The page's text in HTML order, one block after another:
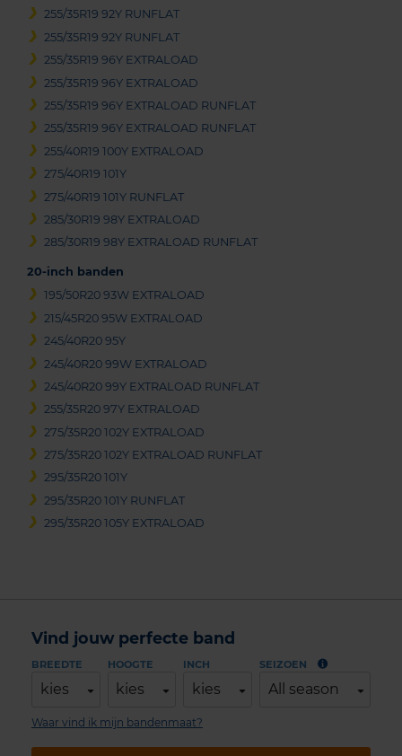
255/35R19 92Y RUNFLAT
255/35R19 92Y RUNFLAT
255/35R19 96Y EXTRALOAD
255/35R19 96Y EXTRALOAD
255/35R19 96Y EXTRALOAD RUNFLAT
255/35R19 96Y EXTRALOAD RUNFLAT
255/40R19 100Y EXTRALOAD
275/40R19 101Y
275/40R19 101Y RUNFLAT
285/30R19 98Y EXTRALOAD
285/30R19 98Y EXTRALOAD RUNFLAT
20-inch banden
195/50R20 93W EXTRALOAD
215/45R20 95W EXTRALOAD
245/40R20 95Y
245/40R20 99W EXTRALOAD
245/40R20 99Y EXTRALOAD RUNFLAT
255/35R20 97Y EXTRALOAD
275/35R20 102Y EXTRALOAD
275/35R20 102Y EXTRALOAD RUNFLAT
295/35R20 101Y
295/35R20 101Y RUNFLAT
295/35R20 105Y EXTRALOAD
Vind jouw perfecte band
BREEDTE
kies
HOOGTE
kies
INCH
kies
SEIZOEN
All season
Waar vind ik mijn bandenmaat?